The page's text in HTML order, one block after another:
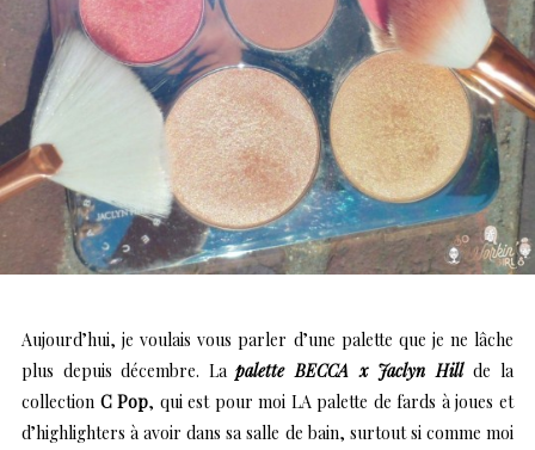
Aujourd’hui, je voulais vous parler d’une palette que je ne lâche
plus depuis décembre. Lapalette BECCA x Jaclyn Hill de la
collection C Pop, qui est pour moi LA palette de fards à joues et
d’highlighters à avoir dans sa salle de bain, surtout si comme moi